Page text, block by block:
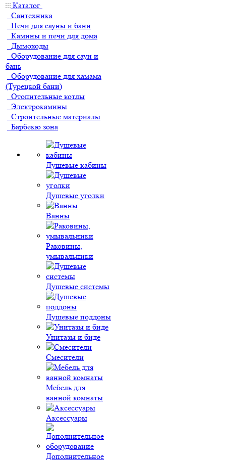
Каталог
Сантехника
Печи для сауны и бани
Камины и печи для дома
Дымоходы
Оборудование для саун и
бань
Оборудование для хамама
(Турецкой бани)
Отопительные котлы
Электрокамины
Строительные материалы
Барбекю зона
Душевые кабины
Душевые уголки
Ванны
Раковины,
умывальники
Душевые системы
Душевые поддоны
Унитазы и биде
Смесители
Мебель для
ванной комнаты
Аксессуары
Дополнительное